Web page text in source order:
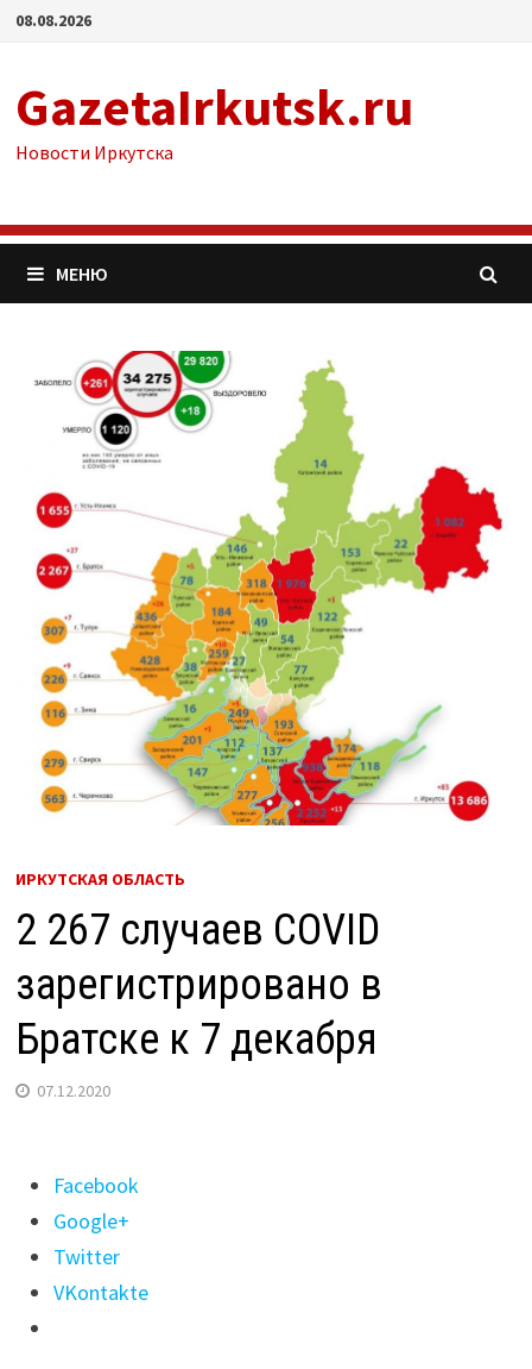
Перейти
08.08.2026
GazetaIrkutsk.ru
Новости Иркутска
МЕНЮ
ИРКУТСКАЯ ОБЛАСТЬ
2 267 случаев COVID
зарегистрировано в
Братске к 7 декабря
07.12.2020
Поделиться
"2
267
случаев
COVID
Facebook
Google+
Twitter
VKontakte